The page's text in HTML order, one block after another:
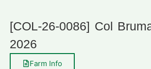
[COL-26-0086] Col
2026
Farm Info